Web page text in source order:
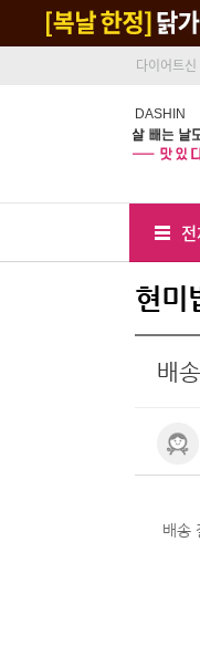
다이어트신
DASHIN
현미
배
배송